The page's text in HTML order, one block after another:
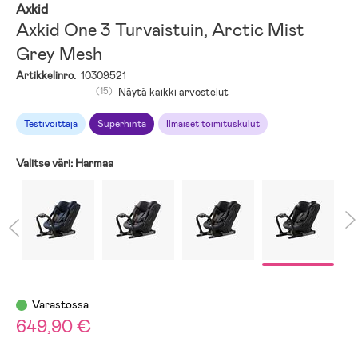
Axkid
Axkid One 3 Turvaistuin, Arctic Mist
Grey Mesh
Artikkelinro. 10309521
Testivoittaja Superhinta Ilmaiset toimituskulut
(15) Näytä kaikki arvostelut
Valitse väri: Harmaa
Varastossa
649,90 €